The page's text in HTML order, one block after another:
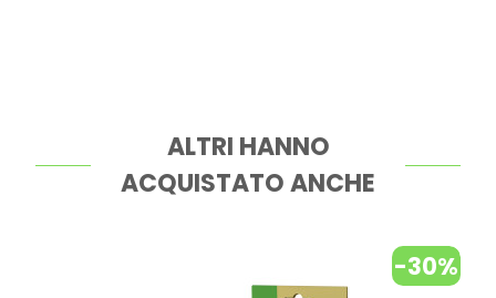
ALTRI HANNO
ACQUISTATO ANCHE
-30%